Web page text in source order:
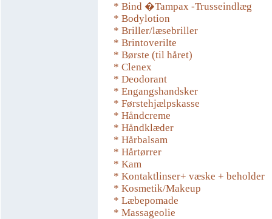
* Bind �Tampax -Trusseindlæg
* Bodylotion
* Briller/læsebriller
* Brintoverilte
* Børste (til håret)
* Clenex
* Deodorant
* Engangshandsker
* Førstehjælpskasse
* Håndcreme
* Håndklæder
* Hårbalsam
* Hårtørrer
* Kam
* Kontaktlinser+ væske + beholder
* Kosmetik/Makeup
* Læbepomade
* Massageolie